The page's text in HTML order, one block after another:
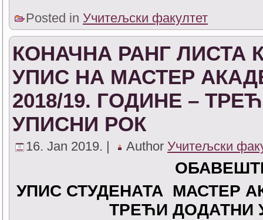
Posted in Учитељски факултет
КОНАЧНА РАНГ ЛИСТА
УПИС НА МАСТЕР
2018/19. ГОДИНЕ –
УПИСНИ РОК
16. Jan 2019. | Author Учитељски
УПИС СТУДЕНАТА МАСТЕР
ТРЕЋИ ДОДАТНИ